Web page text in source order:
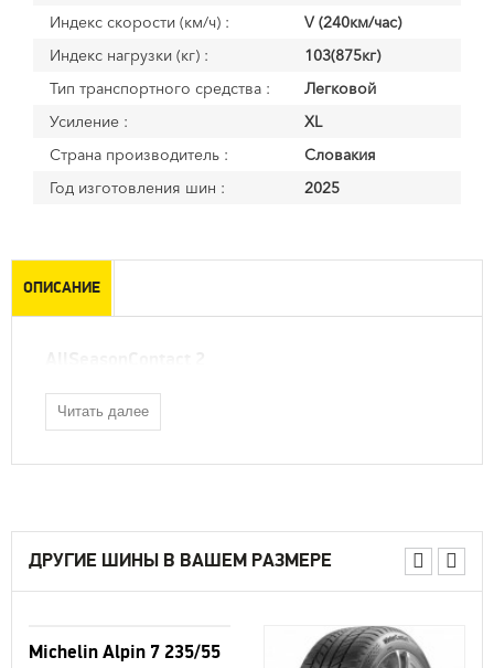
Индекс скорости (км/ч) :
V (240км/час)
Индекс нагрузки (кг) :
103(875кг)
Тип транспортного средства :
Легковой
Усиление :
XL
Страна производитель :
Словакия
Год изготовления шин :
2025
ОПИСАНИЕ
Читать далее
ДРУГИЕ ШИНЫ В ВАШЕМ РАЗМЕРЕ
Michelin Alpin 7 235/55